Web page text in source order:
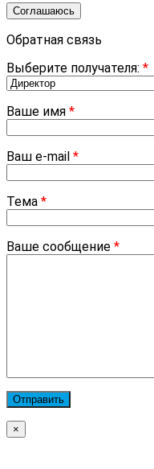
Соглашаюсь
Обратная связь
Выберите получателя: *
Ваше имя *
Ваш e-mail *
Тема *
Ваше сообщение *
×